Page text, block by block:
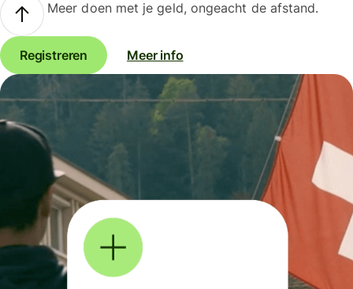
Meer doen met je geld, ongeacht de afstand.
Registreren Meer info